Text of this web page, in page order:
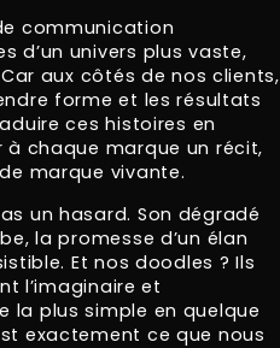
communication
d’un univers plus vaste,
aux côtés de nos clients,
forme et les résultats
ces histoires en
à chaque marque un récit,
marque vivante.
un hasard. Son dégradé
la promesse d’un élan
Et nos doodles ? Ils
l’imaginaire et
la plus simple en quelque
exactement ce que nous